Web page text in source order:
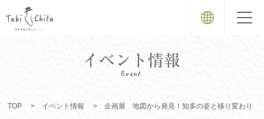
TOP イベント情報 企画展 地図から発見！知多の姿と移り変わり